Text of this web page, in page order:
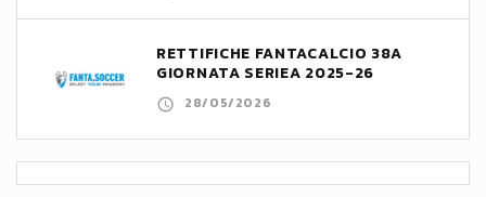
RETTIFICHE FANTACALCIO 38A
GIORNATA SERIEA 2025-26
28/05/2026